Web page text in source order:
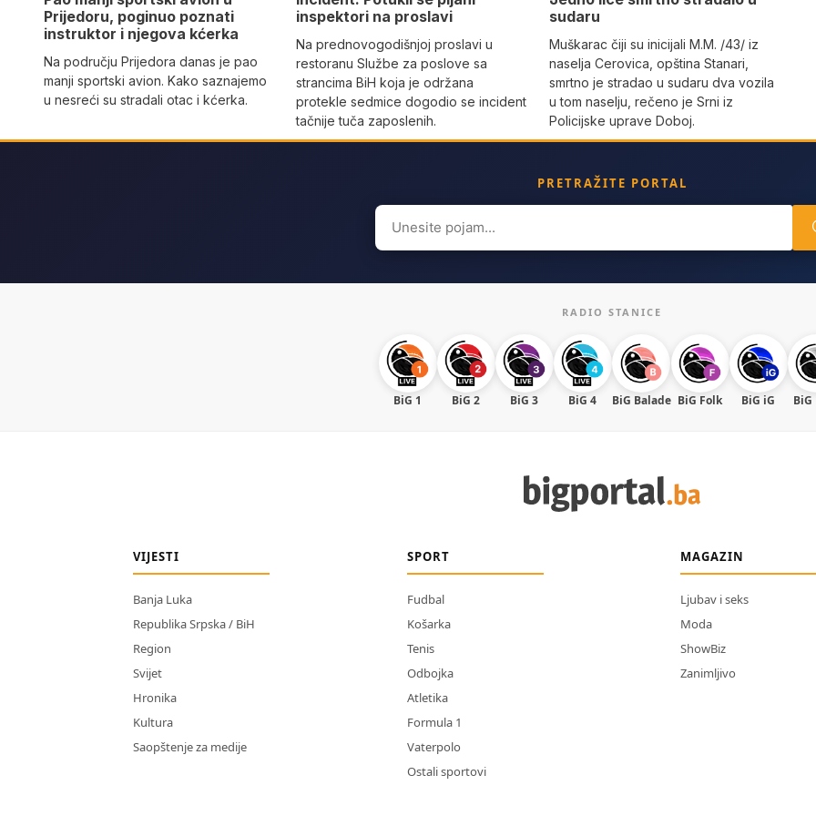
Prijedoru, poginuo poznati
instruktor i njegova kćerka
Na području Prijedora danas je pao
manji sportski avion. Kako saznajemo
u nesreći su stradali otac i kćerka.
inspektori na proslavi
Na prednovogodišnjoj proslavi u
restoranu Službe za poslove sa
strancima BiH koja je održana
protekle sedmice dogodio se incident
tačnije tuča zaposlenih.
sudaru
Muškarac čiji su inicijali M.M. /43/ iz
naselja Cerovica, opština Stanari,
smrtno je stradao u sudaru dva vozila
u tom naselju, rečeno je Srni iz
Policijske uprave Doboj.
PRETRAŽITE PORTAL
Search
for:
RADIO STANICE
BiG 1 BiG 2 BiG 3 BiG 4 BiG Balade BiG Folk BiG iG BiG
VIJESTI
Banja Luka
Republika Srpska / BiH
Region
Svijet
Hronika
Kultura
Saopštenje za medije
SPORT
Fudbal
Košarka
Tenis
Odbojka
Atletika
Formula 1
Vaterpolo
Ostali sportovi
MAGAZIN
Ljubav i seks
Moda
ShowBiz
Zanimljivo